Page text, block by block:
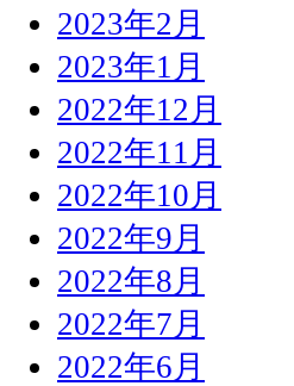
2023年2月
2023年1月
2022年12月
2022年11月
2022年10月
2022年9月
2022年8月
2022年7月
2022年6月